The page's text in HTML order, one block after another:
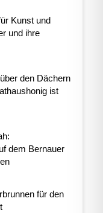
Kunst und
und ihre
den Dächern
ist
dem Bernauer
für den